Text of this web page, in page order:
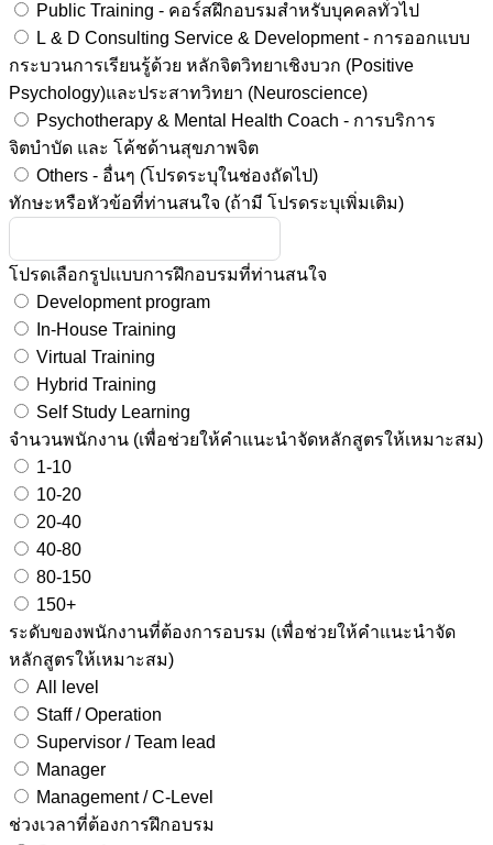
Public Training - คอร์สฝึกอบรมสำหรับบุคคลทั่วไป
L & D Consulting Service & Development - การออกแบบ
กระบวนการเรียนรู้ด้วย หลักจิตวิทยาเชิงบวก (Positive
Psychology)และประสาทวิทยา (Neuroscience)
Psychotherapy & Mental Health Coach - การบริการ
จิตบำบัด และ โค้ชด้านสุขภาพจิต
Others - อื่นๆ (โปรดระบุในช่องถัดไป)
ทักษะหรือหัวข้อที่ท่านสนใจ (ถ้ามี โปรดระบุเพิ่มเติม)
โปรดเลือกรูปแบบการฝึกอบรมที่ท่านสนใจ
Development program
In-House Training
Virtual Training
Hybrid Training
Self Study Learning
จำนวนพนักงาน (เพื่อช่วยให้คำแนะนำจัดหลักสูตรให้เหมาะสม)
1-10
10-20
20-40
40-80
80-150
150+
ระดับของพนักงานที่ต้องการอบรม (เพื่อช่วยให้คำแนะนำจัด
หลักสูตรให้เหมาะสม)
All level
Staff / Operation
Supervisor / Team lead
Manager
Management / C-Level
ช่วงเวลาที่ต้องการฝึกอบรม